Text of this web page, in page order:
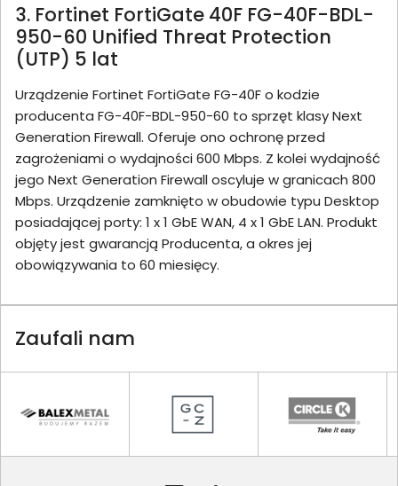
3. Fortinet FortiGate 40F FG-40F-BDL-
950-60 Unified Threat Protection
(UTP) 5 lat
Urządzenie Fortinet FortiGate FG-40F o kodzie
producenta FG-40F-BDL-950-60 to sprzęt klasy Next
Generation Firewall. Oferuje ono ochronę przed
zagrożeniami o wydajności 600 Mbps. Z kolei wydajność
jego Next Generation Firewall oscyluje w granicach 800
Mbps. Urządzenie zamknięto w obudowie typu Desktop
posiadającej porty: 1 x 1 GbE WAN, 4 x 1 GbE LAN. Produkt
objęty jest gwarancją Producenta, a okres jej
obowiązywania to 60 miesięcy.
Zaufali nam